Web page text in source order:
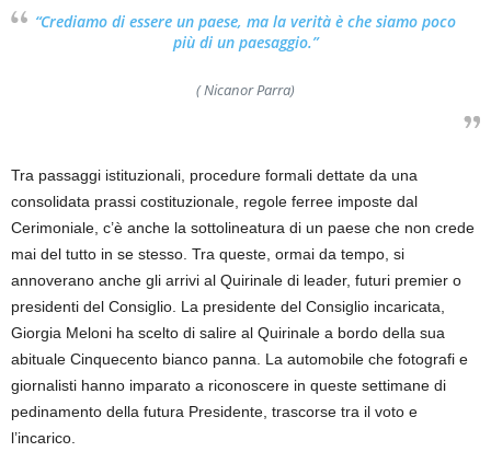
“Crediamo di essere un paese, ma la verità è che siamo poco
più di un paesaggio.”
( Nicanor Parra)
Tra passaggi istituzionali, procedure formali dettate da una
consolidata prassi costituzionale, regole ferree imposte dal
Cerimoniale, c’è anche la sottolineatura di un paese che non crede
mai del tutto in se stesso. Tra queste, ormai da tempo, si
annoverano anche gli arrivi al Quirinale di leader, futuri premier o
presidenti del Consiglio. La presidente del Consiglio incaricata,
Giorgia Meloni ha scelto di salire al Quirinale a bordo della sua
abituale Cinquecento bianco panna. La automobile che fotografi e
giornalisti hanno imparato a riconoscere in queste settimane di
pedinamento della futura Presidente, trascorse tra il voto e
l’incarico.